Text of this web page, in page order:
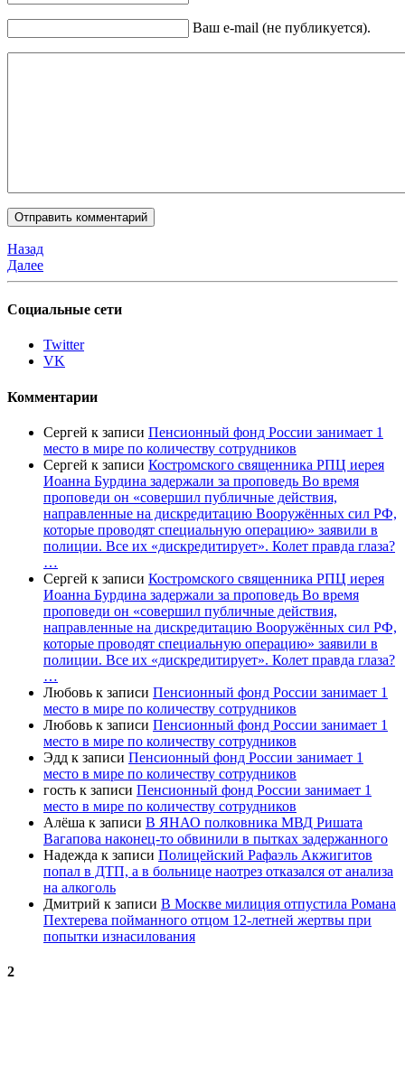
Ваш e-mail (не публикуется).
Назад
Далее
Социальные сети
Twitter
VK
Комментарии
Сергей к записи Пенсионный фонд России занимает 1
место в мире по количеству сотрудников
Сергей к записи Костромского священника РПЦ иерея
Иоанна Бурдина задержали за проповедь Во время
проповеди он «совершил публичные действия,
направленные на дискредитацию Вооружённых сил РФ,
которые проводят специальную операцию» заявили в
полиции. Все их «дискредитирует». Колет правда глаза?
…
Сергей к записи Костромского священника РПЦ иерея
Иоанна Бурдина задержали за проповедь Во время
проповеди он «совершил публичные действия,
направленные на дискредитацию Вооружённых сил РФ,
которые проводят специальную операцию» заявили в
полиции. Все их «дискредитирует». Колет правда глаза?
…
Любовь к записи Пенсионный фонд России занимает 1
место в мире по количеству сотрудников
Любовь к записи Пенсионный фонд России занимает 1
место в мире по количеству сотрудников
Эдд к записи Пенсионный фонд России занимает 1
место в мире по количеству сотрудников
гость к записи Пенсионный фонд России занимает 1
место в мире по количеству сотрудников
Алёша к записи В ЯНАО полковника МВД Ришата
Вагапова наконец-то обвинили в пытках задержанного
Надежда к записи Полицейский Рафаэль Акжигитов
попал в ДТП, а в больнице наотрез отказался от анализа
на алкоголь
Дмитрий к записи В Москве милиция отпустила Романа
Пехтерева пойманного отцом 12-летней жертвы при
попытки изнасилования
2